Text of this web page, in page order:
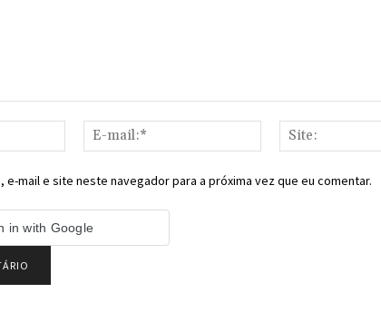
Nome:*
mail:*
e-mail e site neste navegador para a próxima vez que eu comentar.
in with Google